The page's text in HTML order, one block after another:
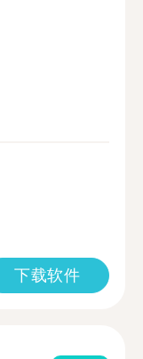
下载软件